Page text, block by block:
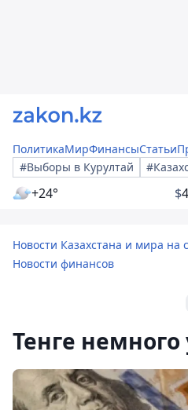
ПолитикаМирФинансыСтатьи
#Выборы в Курултай
+24° $
Новости Казахстана и мира на
Новости финансов
Тенге немного